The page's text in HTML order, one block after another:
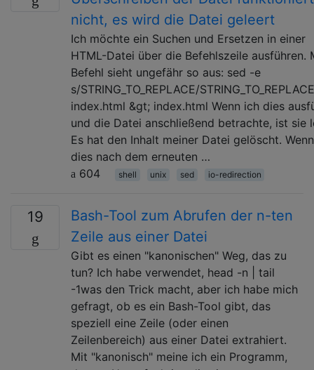
nicht, es wird die Datei geleert
Ich möchte ein Suchen und Ersetzen in einer
HTML-Datei über die Befehlszeile ausführen.
Befehl sieht ungefähr so ​​aus: sed -e
s/STRING_TO_REPLACE/
index.html &gt; index.html Wenn ich dies
und die Datei anschließend betrachte, ist sie
Es hat den Inhalt meiner Datei gelöscht.
dies nach dem erneuten …
604
shell unix sed io-redirection
19
Bash-Tool zum Abrufen der n-ten
Zeile aus einer Datei
Gibt es einen "kanonischen" Weg, das zu
tun? Ich habe verwendet, head -n | tail
-1was den Trick macht, aber ich habe mich
gefragt, ob es ein Bash-Tool gibt, das
speziell eine Zeile (oder einen
Zeilenbereich) aus einer Datei extrahiert.
Mit "kanonisch" meine ich ein Programm,